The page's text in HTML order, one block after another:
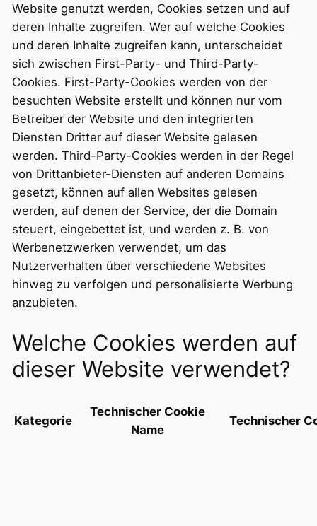
Website genutzt werden, Cookies setzen und auf
deren Inhalte zugreifen. Wer auf welche Cookies
und deren Inhalte zugreifen kann, unterscheidet
sich zwischen First-Party- und Third-Party-
Cookies. First-Party-Cookies werden von der
besuchten Website erstellt und können nur vom
Betreiber der Website und den integrierten
Diensten Dritter auf dieser Website gelesen
werden. Third-Party-Cookies werden in der Regel
von Drittanbieter-Diensten auf anderen Domains
gesetzt, können auf allen Websites gelesen
werden, auf denen der Service, der die Domain
steuert, eingebettet ist, und werden z. B. von
Werbenetzwerken verwendet, um das
Nutzerverhalten über verschiedene Websites
hinweg zu verfolgen und personalisierte Werbung
anzubieten.
Welche Cookies werden auf
dieser Website verwendet?
Kategorie
Technischer Cookie
Name
Technischer